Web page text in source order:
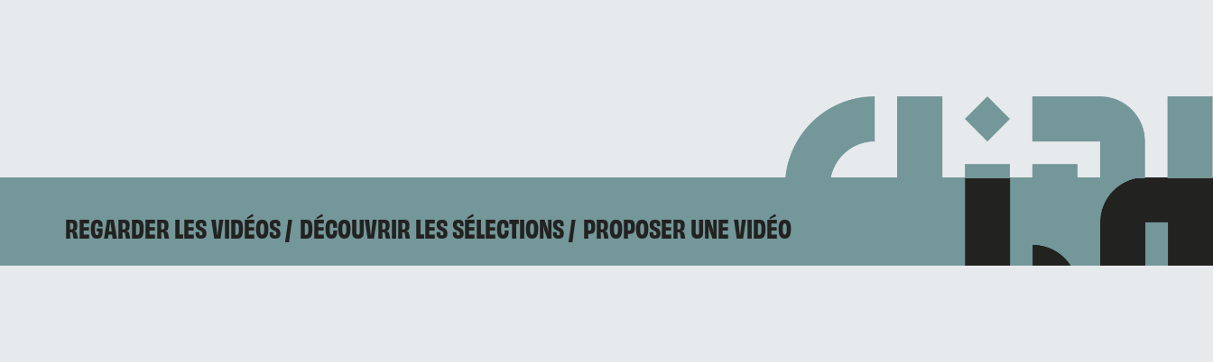
REGARDER LES VIDÉOS DÉCOUVRIR LES SÉLECTIONS PROPOSER UNE VIDÉO